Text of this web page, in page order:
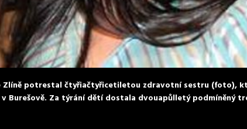
Zlíně potrestal čtyřiačtyřicetiletou zdravotní sestru (foto),
Burešově. Za týrání dětí dostala dvouapůlletý podmíněný